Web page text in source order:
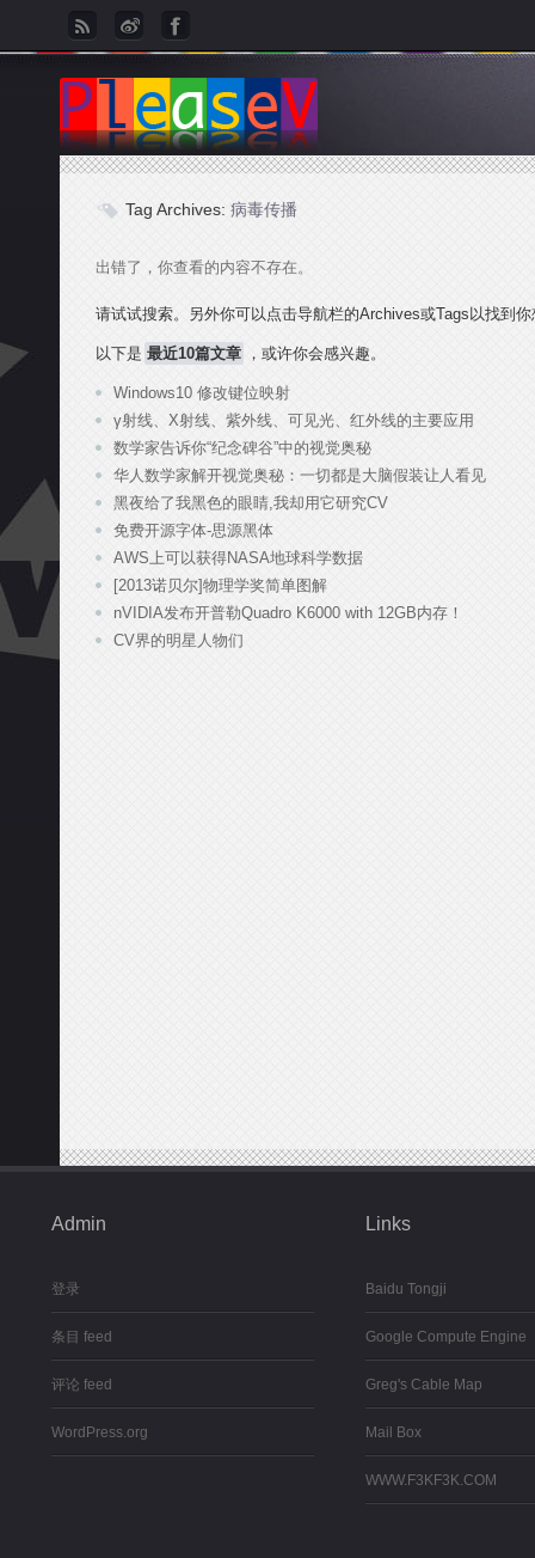
Tag Archives: 病毒传播
出错了，你查看的内容不存在。
请试试搜索。另外你可以点击导航栏的Archives或Tags以找到
以下是 最近10篇文章 ，或许你会感兴趣。
Windows10 修改键位映射
γ射线、X射线、紫外线、可见光、红外线的主要应用
数学家告诉你“纪念碑谷”中的视觉奥秘
华人数学家解开视觉奥秘：一切都是大脑假装让人看见
黑夜给了我黑色的眼睛,我却用它研究CV
免费开源字体-思源黑体
AWS上可以获得NASA地球科学数据
[2013诺贝尔]物理学奖简单图解
nVIDIA发布开普勒Quadro K6000 with 12GB内存！
CV界的明星人物们
Admin
登录
条目 feed
评论 feed
WordPress.org
Links
Baidu Tongji
Google Compute Engine
Greg's Cable Map
Mail Box
WWW.F3KF3K.COM